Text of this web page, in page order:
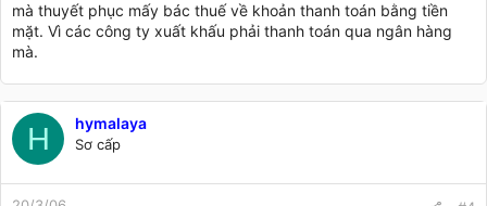
mà thuyết phục mấy bác thuế về khoản thanh toán bằng tiền
mặt. Vì các công ty xuất khấu phải thanh toán qua ngân hàng
mà.
H hymalaya
Sơ cấp